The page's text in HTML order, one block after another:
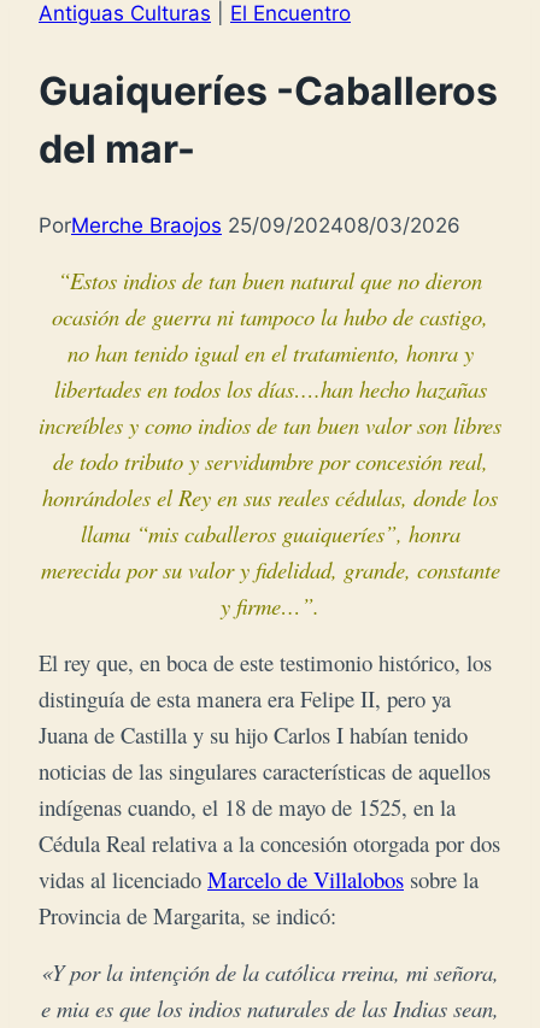
Antiguas Culturas El Encuentro
Guaiqueríes -Caballeros
del mar-
PorMerche Braojos 25/09/202408/03/2026
“Estos indios de tan buen natural que no dieron
ocasión de guerra ni tampoco la hubo de castigo,
no han tenido igual en el tratamiento, honra y
libertades en todos los días….han hecho hazañas
increíbles y como indios de tan buen valor son libres
de todo tributo y servidumbre por concesión real,
honrándoles el Rey en sus reales cédulas, donde los
llama “mis caballeros guaiqueríes”, honra
merecida por su valor y fidelidad, grande, constante
y firme…”.
El rey que, en boca de este testimonio histórico, los
distinguía de esta manera era Felipe II, pero ya
Juana de Castilla y su hijo Carlos I habían tenido
noticias de las singulares características de aquellos
indígenas cuando, el 18 de mayo de 1525, en la
Cédula Real relativa a la concesión otorgada por dos
vidas al licenciado Marcelo de Villalobos sobre la
Provincia de Margarita, se indicó:
«Y por la intençión de la católica rreina, mi señora,
e mia es que los indios naturales de las Indias sean,